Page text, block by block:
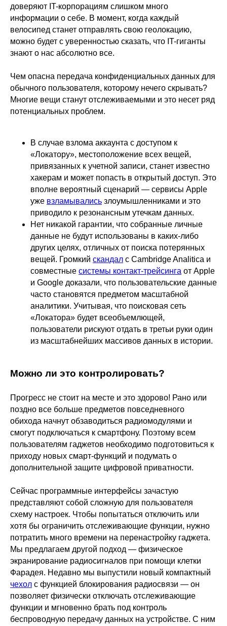
доверяют IT-корпорациям слишком много
информации о себе. В момент, когда каждый
велосипед станет отправлять свою геолокацию,
можно будет с уверенностью сказать, что IT-гиганты
знают о нас абсолютно все.
Чем опасна передача конфиденциальных данных для
обычного пользователя, которому нечего скрывать?
Многие вещи станут отслеживаемыми и это несет ряд
потенциальных проблем.
В случае взлома аккаунта с доступом к
«Локатору», местоположение всех вещей,
привязанных к учетной записи, станет известно
хакерам и может попасть в открытый доступ. Это
вполне вероятный сценарий — сервисы Apple
уже взламывались злоумышленниками и это
приводило к резонансным утечкам данных.
Нет никакой гарантии, что собранные личные
данные не будут использованы в каких-либо
других целях, отличных от поиска потерянных
вещей. Громкий скандал с Cambridge Analitica и
совместные системы контакт-трейсинга от Apple
и Google доказали, что пользовательские данные
часто становятся предметом масштабной
аналитики. Учитывая, что поисковая сеть
«Локатора» будет всеобъемлющей,
пользователи рискуют отдать в третьи руки один
из масштабнейших массивов данных в истории.
Можно ли это контролировать?
Прогресс не стоит на месте и это здорово! Рано или
поздно все больше предметов повседневного
обихода начнут обзаводиться радиомодулями и
смогут подключаться к смартфону. Поэтому всем
пользователям гаджетов необходимо подготовиться к
приходу новых смарт-функций и подумать о
дополнительной защите цифровой приватности.
Сейчас программные интерфейсы зачастую
представляют собой сложную для пользователя
схему настроек. Чтобы попытаться отключить или
хотя бы ограничить отслеживающие функции, нужно
потратить много времени на перенастройку гаджета.
Мы предлагаем другой подход — физическое
экранирование радиосигналов при помощи клетки
Фарадея. Недавно мы выпустили новый компактный
чехол с функцией блокирования радиосвязи — он
позволяет физически отключать отслеживающие
функции и мгновенно брать под контроль
беспроводную передачу данных на устройстве. С ним